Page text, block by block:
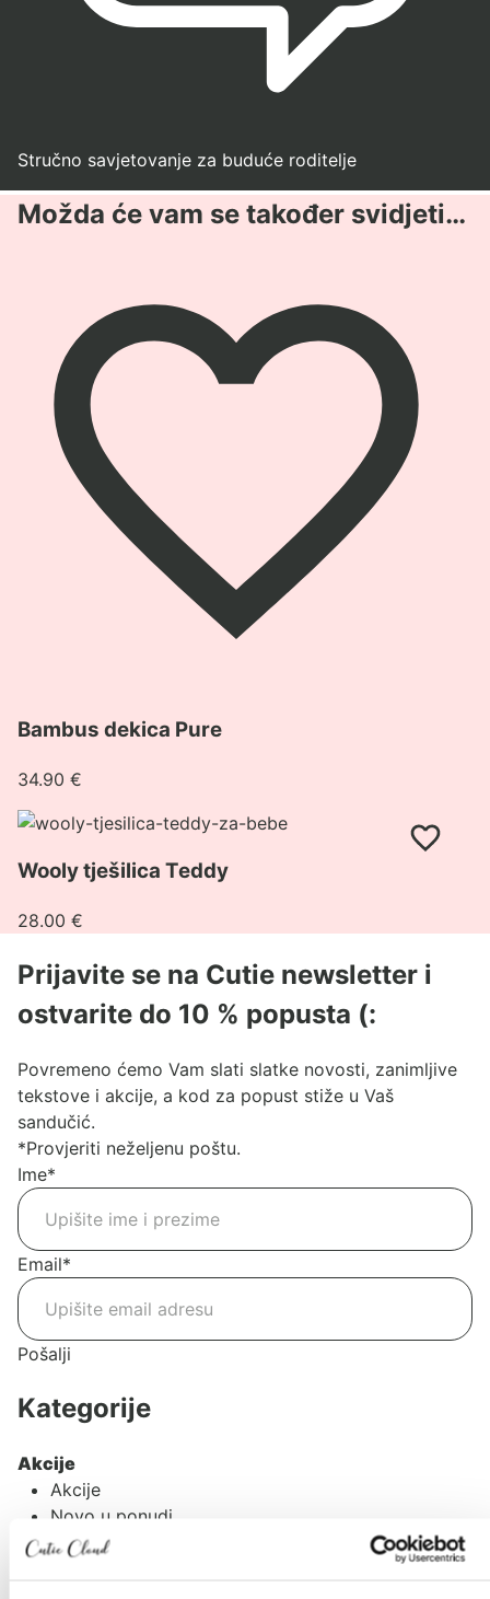
Stručno savjetovanje za buduće roditelje
Možda će vam se također svidjeti…
proizvod
dekica
Pure
Bambus dekica Pure
34.90 €
Pogledaj
Wooly
Teddy
Wooly tješilica Teddy
28.00 €
Prijavite se na Cutie newsletter i
ostvarite do 10 % popusta (:
Povremeno ćemo Vam slati slatke novosti, zanimljive
tekstove i akcije, a kod za popust stiže u Vaš
sandučić.
*Provjeriti neželjenu poštu.
Ime*
Email*
Pošalji
Kategorije
Akcije
Akcije
Novo u ponudi
Poklon iznenađenje